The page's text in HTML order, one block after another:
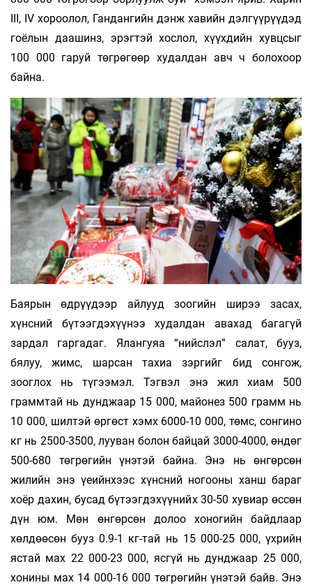
III, IV хороолол, Гандангийн дэнж хавийн дэлгүүрүүдэд
гоёлын даашинз, эрэгтэй хослол, хүүхдийн хувцсыг
100 000 гаруй төгрөгөөр худалдан авч ч болохоор
байна.
Баярын өдрүүдээр айлууд зоогийн ширээ засах,
хүнсний бүтээгдэхүүнээ худалдан авахад багагүй
зардал гаргадаг. Ялангуяа “нийслэл” салат, бууз,
бялуу, жимс, шарсан тахиа зэргийг бид сонгож,
зооглох нь түгээмэл. Тэгвэл энэ жил хиам 500
граммтай нь дунджаар 15 000, майонез 500 грамм нь
10 000, шилтэй өргөст хэмх 6000-10 000, төмс, сонгино
кг нь 2500-3500, лууван болон байцай 3000-4000, өндөг
500-680 төгрөгийн үнэтэй байна. Энэ нь өнгөрсөн
жилийн энэ үеийнхээс хүнсний ногооны ханш бараг
хоёр дахин, бусад бүтээгдэхүүнийх 30-50 хувиар өссөн
дүн юм. Мөн өнгөрсөн долоо хоногийн байдлаар
хөлдөөсөн бууз 0.9-1 кг-тай нь 15 000-25 000, үхрийн
ястай мах 22 000-23 000, ясгүй нь дунджаар 25 000,
хонины мах 14 000-16 000 төгрөгийн үнэтэй байв. Энэ